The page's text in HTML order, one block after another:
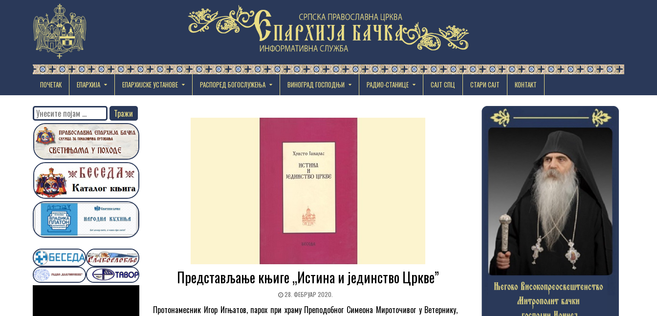
ПОЧЕТАК ЕПАРХИЈА EПАРХИЈСКЕ УСТАНОВЕ РАСПОРЕД БОГОСЛУЖЕЊА ВИНОГРАД ГОСПОДЊИ РАДИО-СТАНИЦЕ САЈТ СПЦ СТАРИ САЈТ КОНТАКТ
Представљање књиге „Истина и јединство Цркве”
28. ФЕБРУАР 2020.
Протонамесник Игор Игњатов, парох при храму Преподобног Симеона Мироточивог у Ветернику,
Search
for: